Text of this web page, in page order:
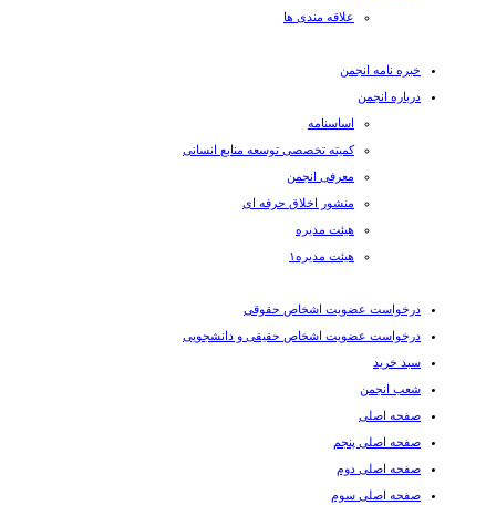
علاقه مندی ها
خبره نامه انجمن
درباره انجمن
اساسنامه
کمیته تخصصی توسعه منابع انسانی
معرفی انجمن
منشور اخلاق حرفه ای
هیئت مدیره
هیئت مدیره۱
درخواست عضویت اشخاص حقوقی
درخواست عضویت اشخاص حقیقی و دانشجویی
سبد خرید
شعب انجمن
صفحه اصلی
صفحه اصلی پنجم
صفحه اصلی دوم
صفحه اصلی سوم